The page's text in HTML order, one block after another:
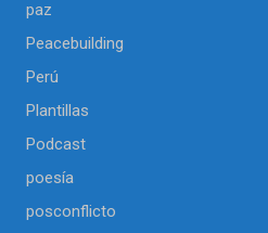
paz
Peacebuilding
Perú
Plantillas
Podcast
poesía
posconflicto